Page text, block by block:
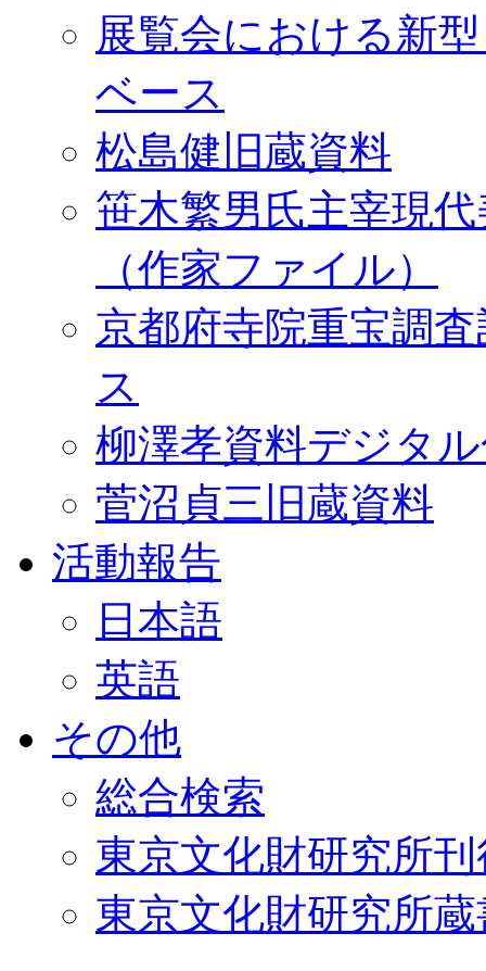
展覧会における新
ベース
松島健旧蔵資料
笹木繁男氏主宰現
（作家ファイル）
京都府寺院重宝調
ス
柳澤孝資料デジタ
菅沼貞三旧蔵資料
活動報告
日本語
英語
その他
総合検索
東京文化財研究所
東京文化財研究所